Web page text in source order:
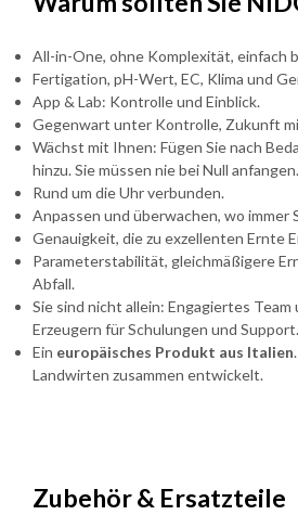
All-in-One, ohne Komplexität, einfach
Fertigation, pH-Wert, EC, Klima und
App & Lab: Kontrolle und Einblick.
Gegenwart unter Kontrolle, Zukunft
Wächst mit Ihnen: Fügen Sie nach
hinzu. Sie müssen nie bei Null anfangen.
Rund um die Uhr verbunden.
Anpassen und überwachen, wo immer
Genauigkeit, die zu exzellenten Ernte
Parameterstabilität, gleichmäßigere
Abfall.
Sie sind nicht allein: Engagiertes
Erzeugern für Schulungen und Support.
Ein europäisches Produkt aus Italien
Landwirten zusammen entwickelt.
Zubehör & Ersatzteile